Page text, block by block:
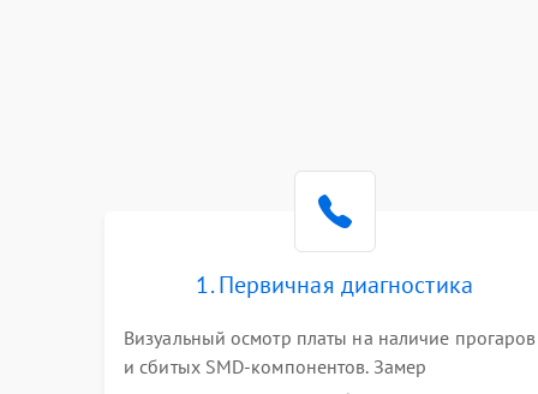
Электронные компоненты
Интерфейсы
1. Первичная диагностика
Визуальный осмотр платы на наличие прогаров
и сбитых SMD-компонентов. Замер